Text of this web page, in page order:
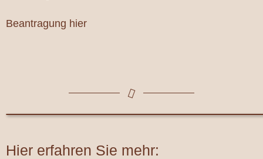
Beantragung hier
Hier erfahren Sie mehr: